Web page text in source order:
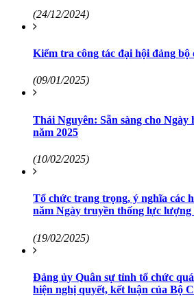
(24/12/2024)
Kiểm tra công tác đại hội đảng bộ
(09/01/2025)
Thái Nguyên: Sẵn sàng cho Ngày
năm 2025
(10/02/2025)
Tổ chức trang trọng, ý nghĩa các
năm Ngày truyền thống lực
(19/02/2025)
Đảng ủy Quân sự tỉnh tổ chức
hiện nghị quyết, kết luận của Bộ